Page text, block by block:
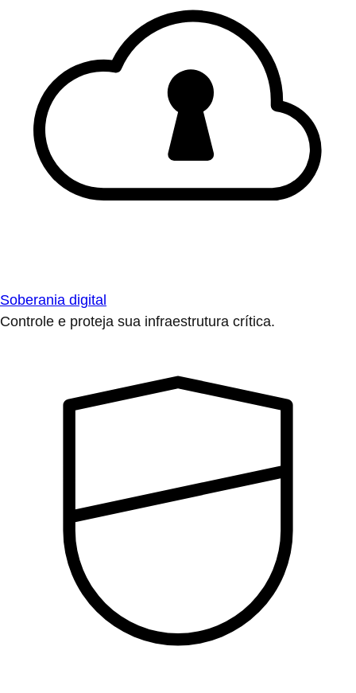
Soberania digital
Controle e proteja sua infraestrutura crítica.